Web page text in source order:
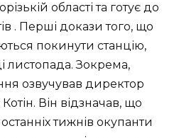
області та готує до
. Перші докази того, що
покинути станцію,
листопада. Зокрема,
озвучував директор
Він відзначав, що
тижнів окупанти